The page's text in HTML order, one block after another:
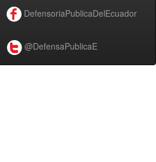
DefensoriaPublicaDelEcuador
@DefensaPublicaE